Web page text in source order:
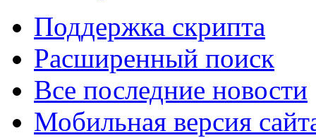
Поддержка скрипта
Расширенный поиск
Все последние новости
Мобильная версия